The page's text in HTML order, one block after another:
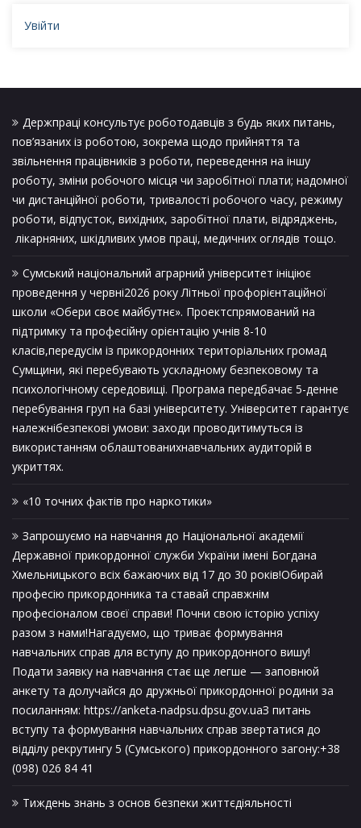
Увійти
Держпраці консультує роботодавців з будь яких питань,
пов’язаних із роботою, зокрема щодо прийняття та
звільнення працівників з роботи, переведення на іншу
роботу, зміни робочого місця чи заробітної плати; надомної
чи дистанційної роботи, тривалості робочого часу, режиму
роботи, відпусток, вихідних, заробітної плати, відряджень,
лікарняних, шкідливих умов праці, медичних оглядів тощо.
Сумський національний аграрний університет ініціює
проведення у червні2026 року Літньої профорієнтаційної
школи «Обери своє майбутнє». Проектспрямований на
підтримку та професійну орієнтацію учнів 8-10
класів,передусім із прикордонних територіальних громад
Сумщини, які перебувають ускладному безпековому та
психологічному середовищі. Програма передбачає 5-денне
перебування груп на базі університету. Університет гарантує
належнібезпекові умови: заходи проводитимуться із
використанням облаштованихнавчальних аудиторій в
укриттях.
«10 точних фактів про наркотики»
Запрошуємо на навчання до Національної академії
Державної прикордонної служби України імені Богдана
Хмельницького всіх бажаючих від 17 до 30 років!Обирай
професію прикордонника та ставай справжнім
професіоналом своєї справи! Почни свою історію успіху
разом з нами!Нагадуємо, що триває формування
навчальних справ для вступу до прикордонного вишу!
Подати заявку на навчання стає ще легше — заповнюй
анкету та долучайся до дружньої прикордонної родини за
посиланням: https://anketa-nadpsu.dpsu.gov.uaЗ питань
вступу та формування навчальних справ звертатися до
відділу рекрутингу 5 (Сумського) прикордонного загону:+38
(098) 026 84 41
Тиждень знань з основ безпеки життєдіяльності